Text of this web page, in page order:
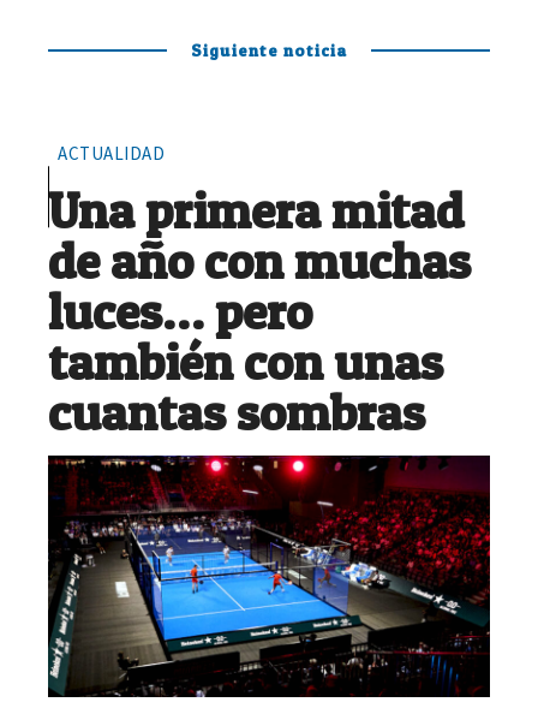
Siguiente noticia
ACTUALIDAD
Una primera mitad
de año con muchas
luces… pero
también con unas
cuantas sombras